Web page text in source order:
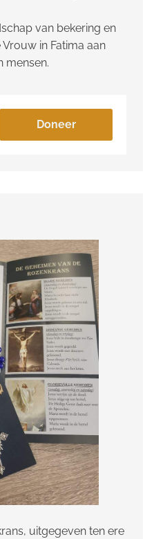
van bekering en
in Fatima aan
mensen.
Doneer
uitgegeven ten ere